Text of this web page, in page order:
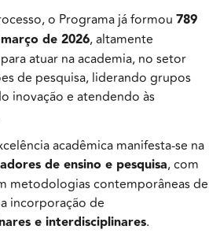
o Programa já formou 789
de 2026, altamente
atuar na academia, no setor
de pesquisa, liderando grupos
inovação e atendendo às
acadêmica manifesta-se na
de ensino e pesquisa, com
metodologias contemporâneas de
incorporação de
e interdisciplinares.